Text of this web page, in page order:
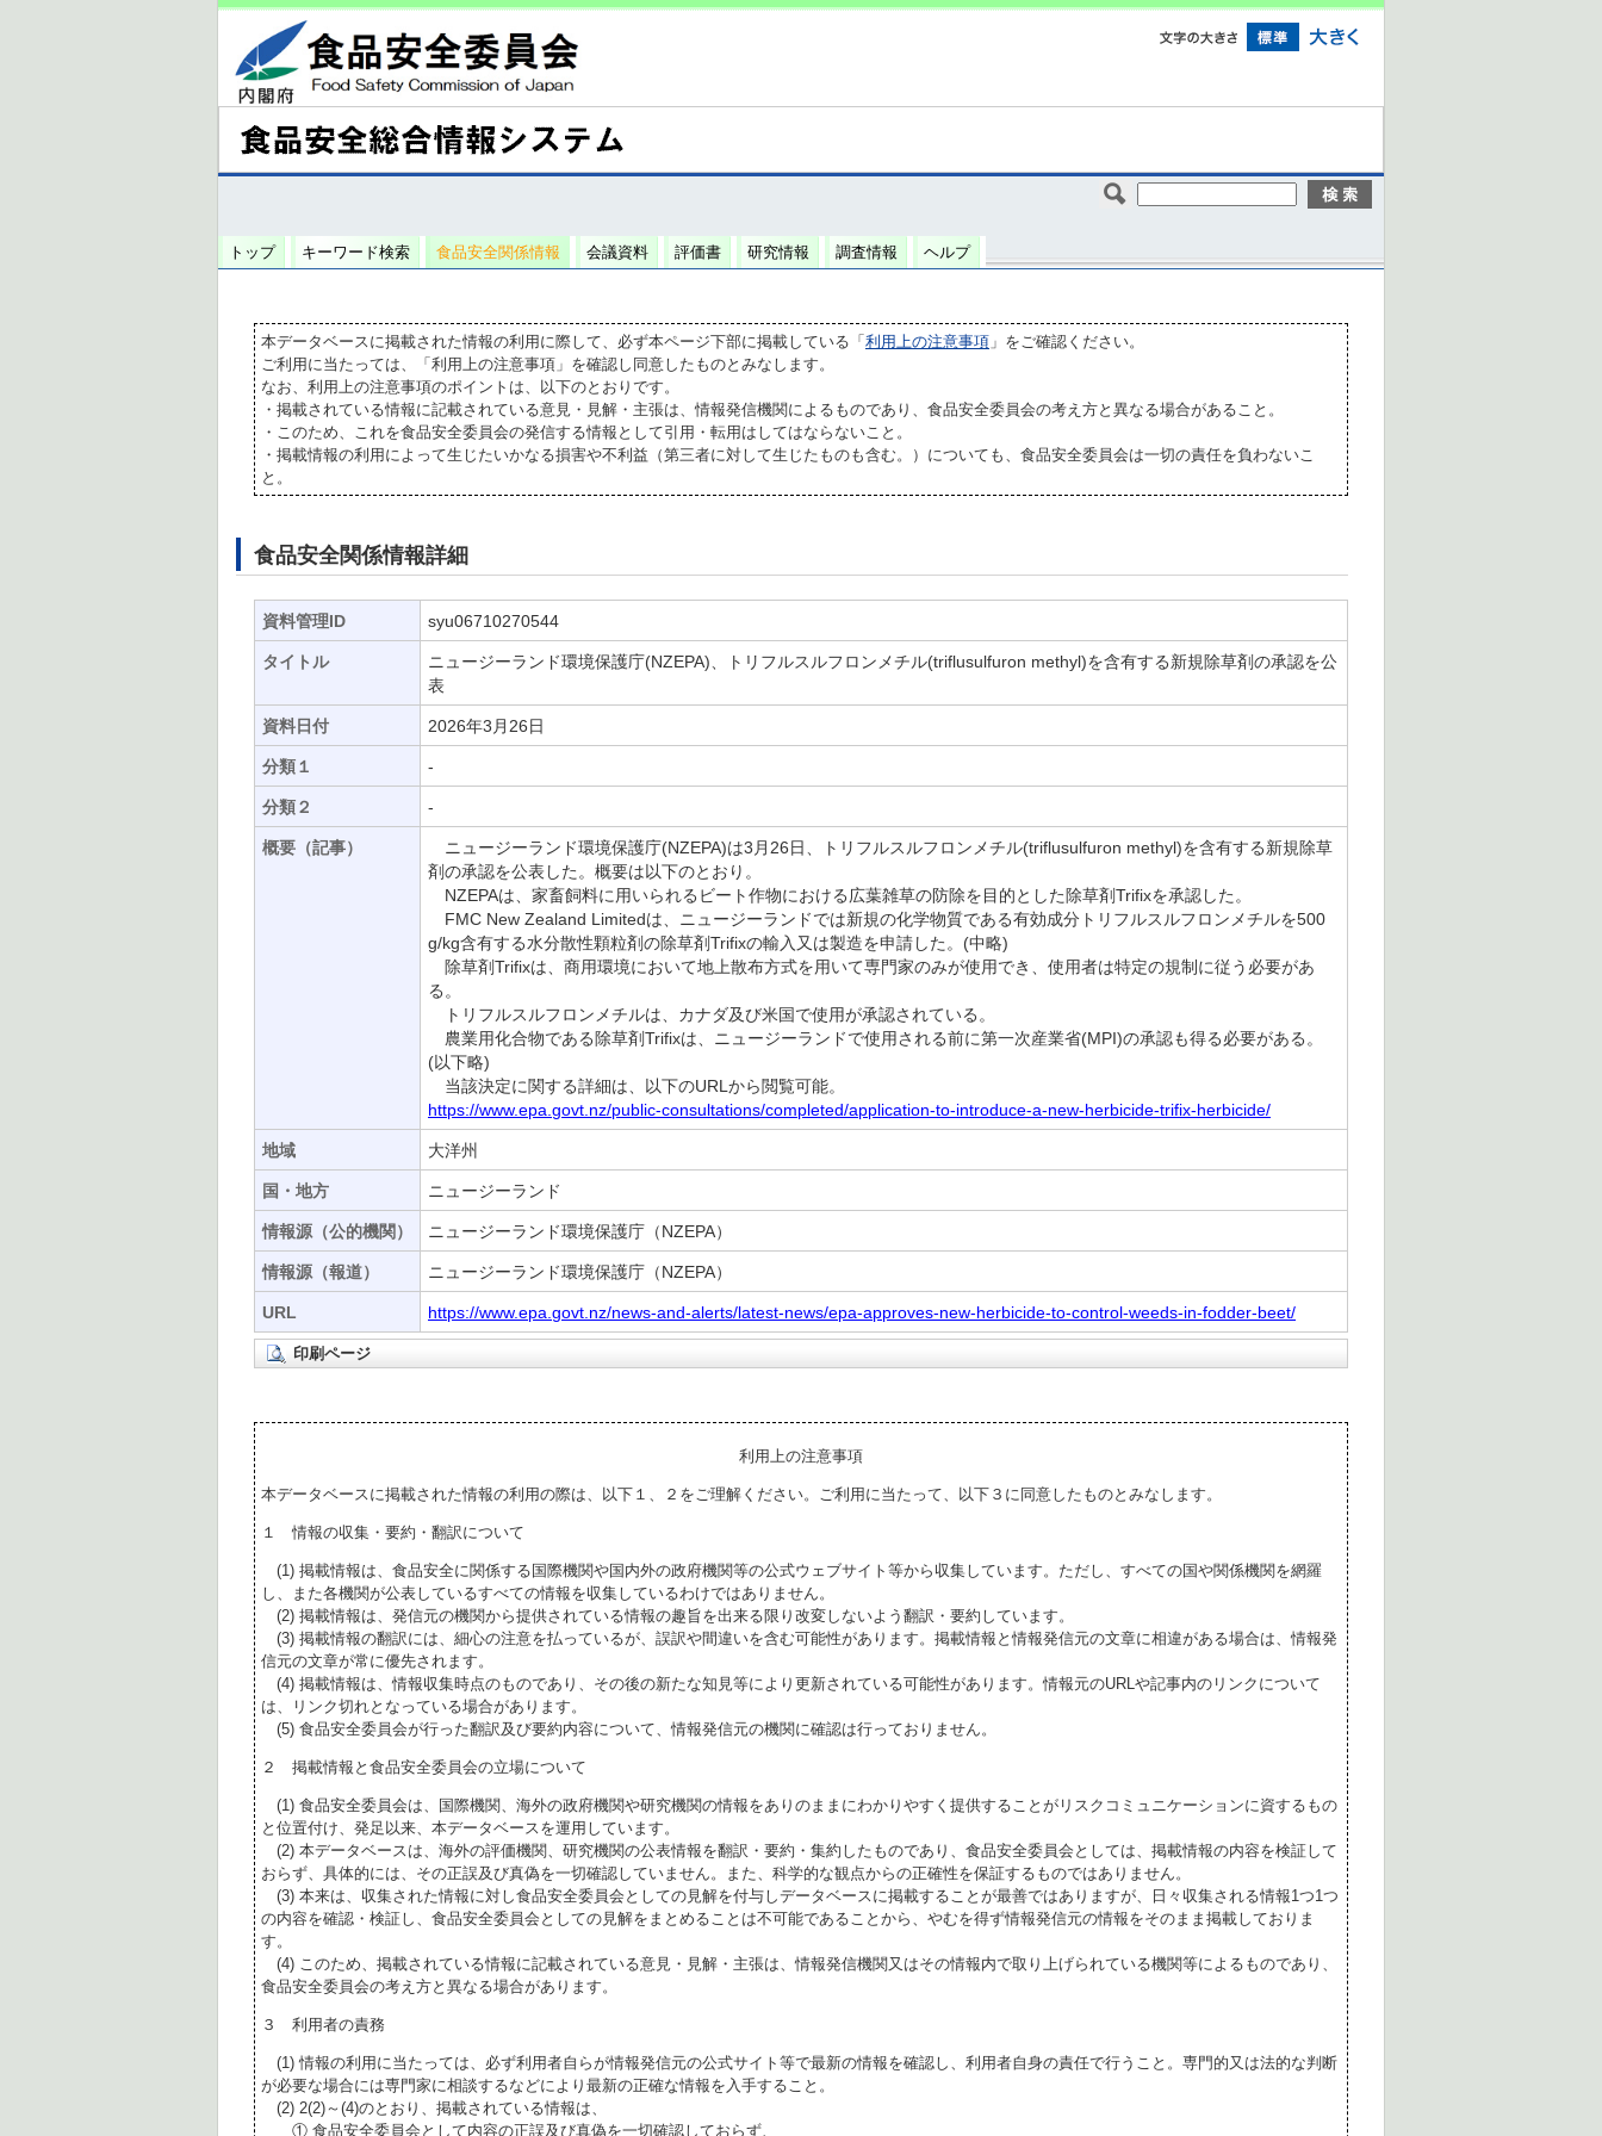
トップ キーワード検索 食品安全関係情報 会議資料 評価書 研究情報 調査情報 ヘルプ
本データベースに掲載された情報の利用に際して、必ず本ページ下部に掲載している「 利用上の注意事項 」をご確認ください。
ご利用に当たっては、「利用上の注意事項」を確認し同意したものとみなします。
なお、利用上の注意事項のポイントは、以下のとおりです。
・掲載されている情報に記載されている意見・見解・主張は、情報発信機関によるものであり、食品安全委員会の考え方と異なる場合があること。
・このため、これを食品安全委員会の発信する情報として引用・転用はしてはならないこと。
・掲載情報の利用によって生じたいかなる損害や不利益（第三者に対して生じたものも含む。）についても、食品安全委員会は一切の責任を負わないこ
と。
食品安全関係情報詳細
資料管理ID syu06710270544
タイトル
ニュージーランド環境保護庁(NZEPA)、トリフルスルフロンメチル(triflusulfuron methyl)を含有する新規除草剤の承認を公
表
資料日付 2026年3月26日
分類１ -
分類２ -
概要（記事）
ニュージーランド環境保護庁(NZEPA)は3月26日、トリフルスルフロンメチル(triflusulfuron methyl)を含有する新規除草
剤の承認を公表した。概要は以下のとおり。
NZEPAは、家畜飼料に用いられるビート作物における広葉雑草の防除を目的とした除草剤Trifixを承認した。
FMC New Zealand Limitedは、ニュージーランドでは新規の化学物質である有効成分トリフルスルフロンメチルを500
g/kg含有する水分散性顆粒剤の除草剤Trifixの輸入又は製造を申請した。(中略)
除草剤Trifixは、商用環境において地上散布方式を用いて専門家のみが使用でき、使用者は特定の規制に従う必要があ
る。
トリフルスルフロンメチルは、カナダ及び米国で使用が承認されている。
農業用化合物である除草剤Trifixは、ニュージーランドで使用される前に第一次産業省(MPI)の承認も得る必要がある。
(以下略)
当該決定に関する詳細は、以下のURLから閲覧可能。
https://www.epa.govt.nz/public-consultations/completed/application-to-introduce-a-new-herbicide-trifix-herbicide/
地域 大洋州
国・地方 ニュージーランド
情報源（公的機関） ニュージーランド環境保護庁（NZEPA）
情報源（報道） ニュージーランド環境保護庁（NZEPA）
URL https://www.epa.govt.nz/news-and-alerts/latest-news/epa-approves-new-herbicide-to-control-weeds-in-fodder-beet/
印刷ページ
利用上の注意事項
本データベースに掲載された情報の利用の際は、以下１、２をご理解ください。ご利用に当たって、以下３に同意したものとみなします。
１ 情報の収集・要約・翻訳について
(1) 掲載情報は、食品安全に関係する国際機関や国内外の政府機関等の公式ウェブサイト等から収集しています。ただし、すべての国や関係機関を網羅
し、また各機関が公表しているすべての情報を収集しているわけではありません。
(2) 掲載情報は、発信元の機関から提供されている情報の趣旨を出来る限り改変しないよう翻訳・要約しています。
(3) 掲載情報の翻訳には、細心の注意を払っているが、誤訳や間違いを含む可能性があります。掲載情報と情報発信元の文章に相違がある場合は、情報発
信元の文章が常に優先されます。
(4) 掲載情報は、情報収集時点のものであり、その後の新たな知見等により更新されている可能性があります。情報元のURLや記事内のリンクについて
は、リンク切れとなっている場合があります。
(5) 食品安全委員会が行った翻訳及び要約内容について、情報発信元の機関に確認は行っておりません。
２ 掲載情報と食品安全委員会の立場について
(1) 食品安全委員会は、国際機関、海外の政府機関や研究機関の情報をありのままにわかりやすく提供することがリスクコミュニケーションに資するもの
と位置付け、発足以来、本データベースを運用しています。
(2) 本データベースは、海外の評価機関、研究機関の公表情報を翻訳・要約・集約したものであり、食品安全委員会としては、掲載情報の内容を検証して
おらず、具体的には、その正誤及び真偽を一切確認していません。また、科学的な観点からの正確性を保証するものではありません。
(3) 本来は、収集された情報に対し食品安全委員会としての見解を付与しデータベースに掲載することが最善ではありますが、日々収集される情報1つ1つ
の内容を確認・検証し、食品安全委員会としての見解をまとめることは不可能であることから、やむを得ず情報発信元の情報をそのまま掲載しておりま
す。
(4) このため、掲載されている情報に記載されている意見・見解・主張は、情報発信機関又はその情報内で取り上げられている機関等によるものであり、
食品安全委員会の考え方と異なる場合があります。
３ 利用者の責務
(1) 情報の利用に当たっては、必ず利用者自らが情報発信元の公式サイト等で最新の情報を確認し、利用者自身の責任で行うこと。専門的又は法的な判断
が必要な場合には専門家に相談するなどにより最新の正確な情報を入手すること。
(2) 2(2)～(4)のとおり、掲載されている情報は、
① 食品安全委員会として内容の正誤及び真偽を一切確認しておらず、